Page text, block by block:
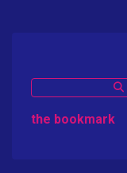
the bookmark